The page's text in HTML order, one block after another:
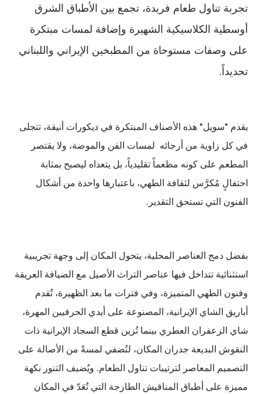
تجربة تناول طعام فريدة، تجمع بين الأطباق الشرق
أوسطية الكلاسيكية الشهيرة وإضافة لمسات مبتكرة
على وصفات مستوحاة من المطبخين الإيراني واللبناني
تحديداً.
يقدم "سويل" هذه الأصناف المبتكرة في ديكورات أنيقة، تتجلى
في كل زاوية من أرجائه لمسات الفن والموضة، ولا يقتصر
المطعم على كونه مطعماً تقليدياً، بل يتعداه ليصبح بمثابة
احتفالٍ مُكرَّس لثقافة الطهي، باعتبارها واحدة من أشكال
الفنون التي تستحق التقدير.
بفضل دمج العناصر المحلية، يتحول المكان إلى وجهة تجريبية
استثنائية تتداخل فيها عناصر التراث الأصيل مع الضيافة العريقة
وفنون الطهي المتميزة، وفي فترات ما بعد الظهيرة، تُقدم
أباريق الشاي الإيرانية، المصنوعة على أيدي الحرفيين المهرة،
شاي الزعفران العطري بينما تُزين قطع السجاد الإيرانية ذات
النقوش البديعة جدران المكان، لتُضفي لمسةً من الأصالة على
التصميم المعاصر لترتيبات تناول الطعام. ويُضيف التنور نكهة
مميزة على أطباق المناقيش الطازجة التي تُعَدّ في المكان